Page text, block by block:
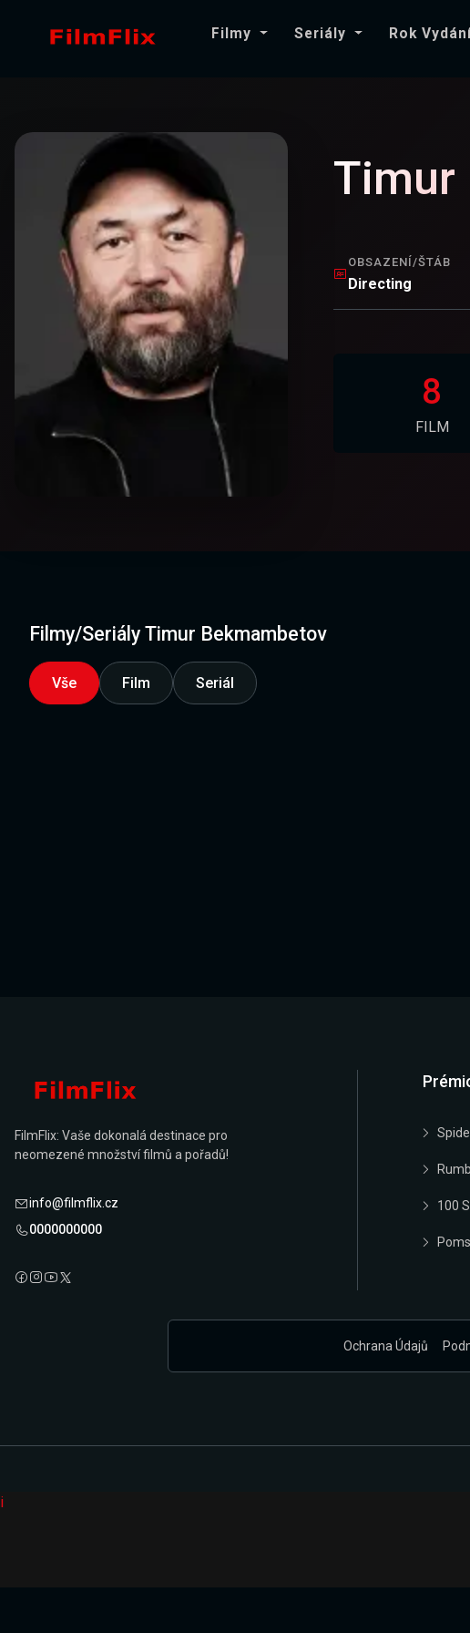
Filmy Seriály Rok Vydání
Timur
OBSAZENÍ/ŠTÁB
Directing
8
FILM
Filmy/Seriály Timur Bekmambetov
Vše Film Seriál
FilmFlix: Vaše dokonalá destinace pro
neomezené množství filmů a pořadů!
info@filmflix.cz
0000000000
100
Ochrana Údajů
i